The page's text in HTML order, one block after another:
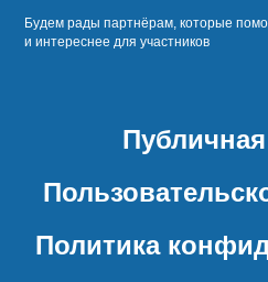
Будем рады партнёрам, которые
и интереснее для участников
Политика